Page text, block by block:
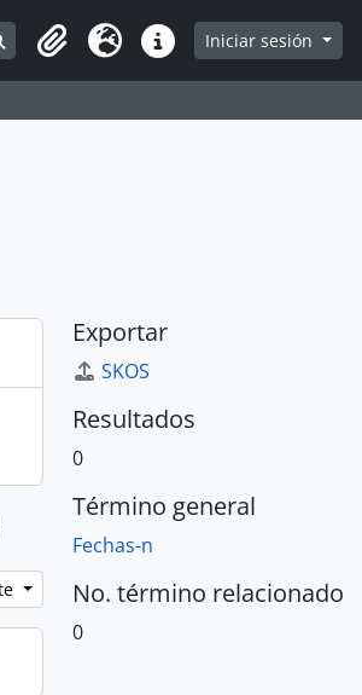
Search in browse page
Portapapeles
Idioma Enlaces rápidos
Iniciar sesión
Exportar
SKOS
Resultados
0
Término general
Fechas-n
No. término relacionado
0